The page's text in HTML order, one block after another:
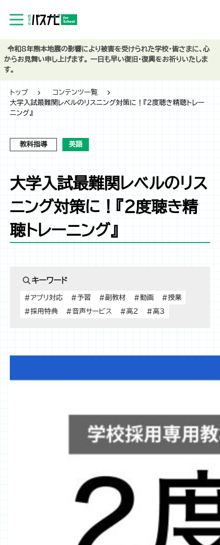
トップ
コンテンツ一覧
大学入試最難関レベルのリスニング対策に！『2度聴き精聴トレー
ニング』
教科指導 英語
大学入試最難関レベルのリス
ニング対策に！『2度聴き精
聴トレーニング』
キーワード
#アプリ対応 #予習 #副教材 #動画
#授業
#採用特典
#音声サービス #高2 #高3
令和8年熊本地震の影響により被害を受けられた学校・皆さまに、心
からお見舞い申し上げます。 一日も早い復旧・復興をお祈りいたしま
す。